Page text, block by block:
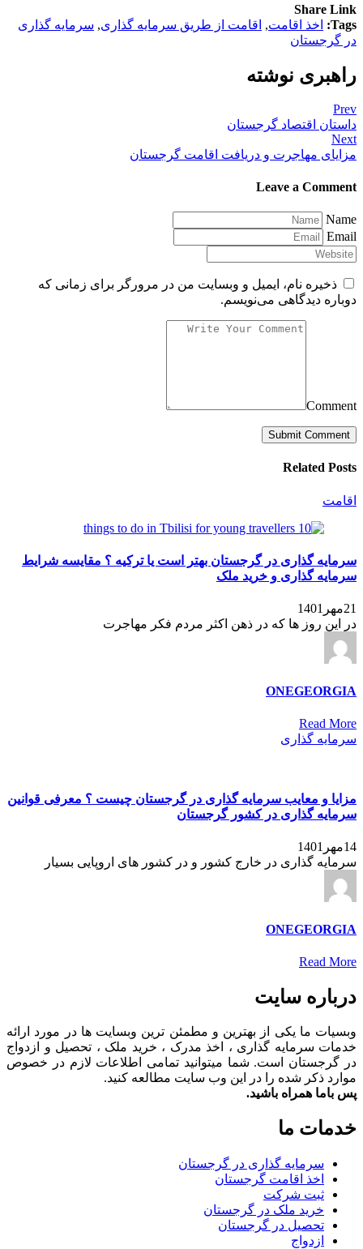
Share Link
Tags:
اخذ اقامت, اقامت از طریق سرمایه گذاری, سرمایه گذاری
در گرجستان
راهبری نوشته
Prev
داستان اقتصاد گرجستان
Next
مزایای مهاجرت و دریافت اقامت گرجستان
Leave a Comment
Name
Email
ذخیره نام، ایمیل و وبسایت من در مرورگر برای زمانی که
دوباره دیدگاهی می‌نویسم.
Comment
Related Posts
اقامت
سرمایه گذاری در گرجستان بهتر است یا ترکیه ؟ مقایسه شرایط
سرمایه گذاری و خرید ملک
21مهر1401
در این روز ها که در ذهن اکثر مردم فکر مهاجرت
ONEGEORGIA
Read More
سرمایه گذاری
مزایا و معایب سرمایه گذاری در گرجستان چیست ؟ معرفی قوانین
سرمایه گذاری در کشور گرجستان
14مهر1401
سرمایه گذاری در خارج کشور و در کشور های اروپایی بسیار
ONEGEORGIA
Read More
درباره سایت
وبسیات ما یکی از بهترین و مطمئن ترین وبسایت ها در مورد ارائه
خدمات سرمایه گذاری ، اخذ مدرک ، خرید ملک ، تحصیل و ازدواج
در گرجستان است. شما میتوانید تمامی اطلاعات لازم در خصوص
موارد ذکر شده را در این وب سایت مطالعه کنید.
پس باما همراه باشید.
خدمات ما
سرمایه گذاری در گرجستان
اخذ اقامت گرجستان
ثبت شرکت
خرید ملک در گرجستان
تحصیل در گرجستان
ازدواج